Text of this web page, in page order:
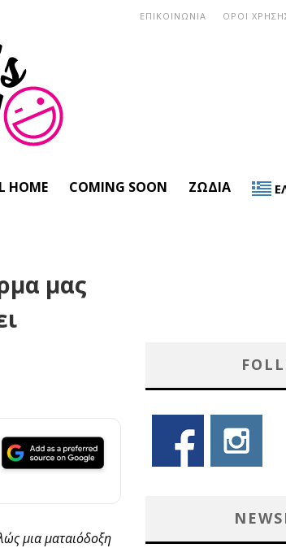
ΟΡΟΙ
ΕΠΙΚΟΙΝΩΝΙΑ
HOME COMING SOON ΖΏΔΙΑ
μας
μια ματαιόδοξη